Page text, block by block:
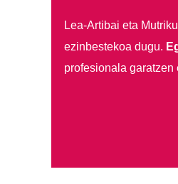
Lea-Artibai eta
ezinbestekoa dugu.
profesionala garatzen